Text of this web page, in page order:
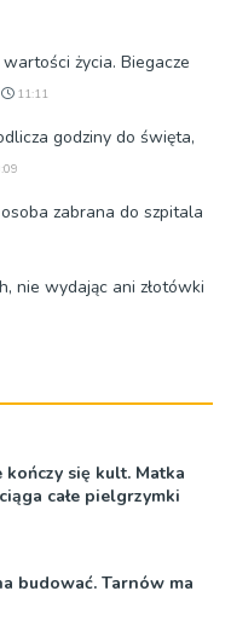
życia. Biegacze
11:11
godziny do święta,
zabrana do szpitala
nie wydając ani złotówki
kończy się kult. Matka
całe pielgrzymki
budować. Tarnów ma